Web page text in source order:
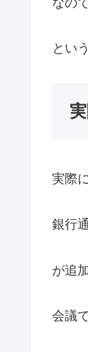
なの
とい
実際
銀行
が追
会議